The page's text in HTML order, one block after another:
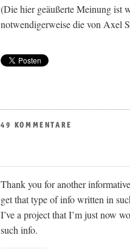
(Die hier geäußerte Meinung ist
notwendigerweise die von Axel
49 KOMMENTARE
Thank you for another
get that type of info written in
I’ve a project that I’m just now
such info.